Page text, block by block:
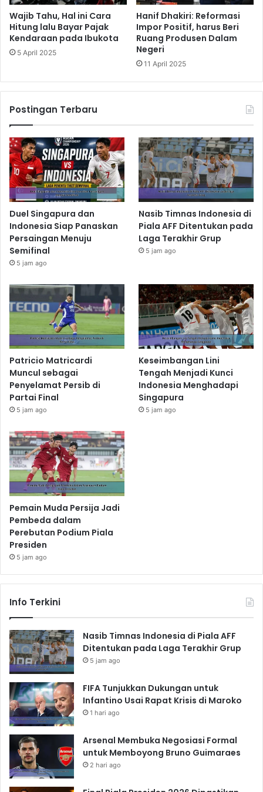
Wajib Tahu, Hal ini Cara
Hitung lalu Bayar Pajak
Kendaraan pada Ibukota
5 April 2025
Hanif Dhakiri: Reformasi
Impor Positif, harus Beri
Ruang Produsen Dalam
Negeri
11 April 2025
Postingan Terbaru
Duel Singapura dan
Indonesia Siap Panaskan
Persaingan Menuju
Semifinal
5 jam ago
Nasib Timnas Indonesia di
Piala AFF Ditentukan pada
Laga Terakhir Grup
5 jam ago
Patricio Matricardi
Muncul sebagai
Penyelamat Persib di
Partai Final
5 jam ago
Keseimbangan Lini
Tengah Menjadi Kunci
Indonesia Menghadapi
Singapura
5 jam ago
Pemain Muda Persija Jadi
Pembeda dalam
Perebutan Podium Piala
Presiden
5 jam ago
Info Terkini
Nasib Timnas Indonesia di Piala AFF
Ditentukan pada Laga Terakhir Grup
5 jam ago
FIFA Tunjukkan Dukungan untuk
Infantino Usai Rapat Krisis di Maroko
1 hari ago
Arsenal Membuka Negosiasi Formal
untuk Memboyong Bruno Guimaraes
2 hari ago